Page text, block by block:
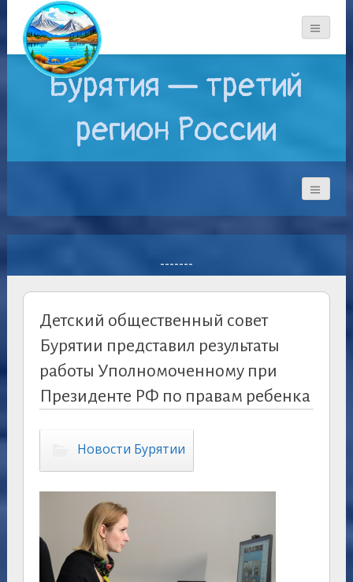
Бурятия — третий
регион России
-------
Детский общественный совет
Бурятии представил результаты
работы Уполномоченному при
Президенте РФ по правам ребенка
Новости Бурятии